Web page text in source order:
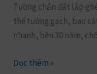
Tường chắn đất lắp
thế tường gạch, bao
nhanh, bền 30 năm,
Đọc thêm »